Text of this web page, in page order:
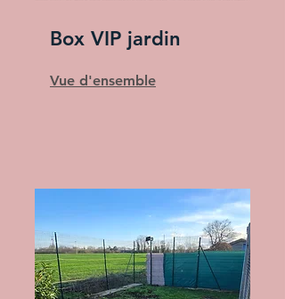
Box VIP jardin
Vue d'ensemble